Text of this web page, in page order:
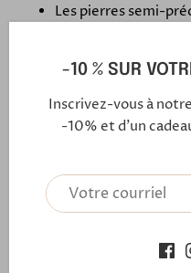
Les pierres semi-
gold filled 14kt. Ce
clic de mettre et
Ce lien aimanté
l'attachement
véritable amitié.
Découvrez l'histoire
-10 % SUR
Inscrivez-vous à
-10% et d'un